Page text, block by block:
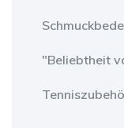
"Beliebtheit